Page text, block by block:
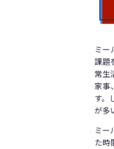
ミー
課題
常生
家事
す。
が多
ミー
た時